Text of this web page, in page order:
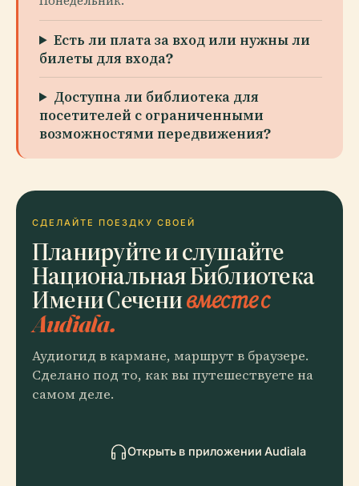
Есть ли плата за вход или нужны ли
билеты для входа?
Доступна ли библиотека для
посетителей с ограниченными
возможностями передвижения?
СДЕЛАЙТЕ ПОЕЗДКУ СВОЕЙ
Планируйте и слушайте
Национальная Библиотека
Имени Сеченивместе с
Audiala.
Аудиогид в кармане, маршрут в браузере.
Сделано под то, как вы путешествуете на
самом деле.
Открыть в приложении Audiala